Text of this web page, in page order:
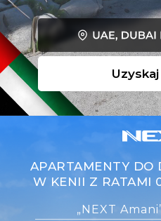
„NEXT
APARTAMENTY DO
W KENII Z RATAMI